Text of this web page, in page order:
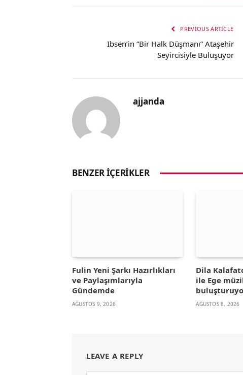
PREVIOUS ARTICLE
Ibsen’in “Bir Halk Düşmanı” Ataşehir
Seyircisiyle Buluşuyor
ajjanda
BENZER İÇERIKLER
Fulin Yeni Şarkı Hazırlıkları
ve Paylaşımlarıyla
Gündemde
AĞUSTOS 9, 2026
Dila
ile Ege
AĞUSTOS 8, 2026
LEAVE A REPLY